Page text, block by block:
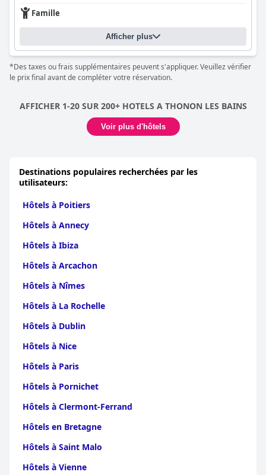
Famille
Afficher plus
*Des taxes ou frais supplémentaires peuvent s'appliquer. Veuillez vérifier
le prix final avant de compléter votre réservation.
AFFICHER 1-20 SUR 200+ HOTELS A THONON LES BAINS
Voir plus d'hôtels
Destinations populaires recherchées par les
utilisateurs:
Hôtels à Poitiers
Hôtels à Annecy
Hôtels à Ibiza
Hôtels à Arcachon
Hôtels à Nîmes
Hôtels à La Rochelle
Hôtels à Dublin
Hôtels à Nice
Hôtels à Paris
Hôtels à Pornichet
Hôtels à Clermont-Ferrand
Hôtels en Bretagne
Hôtels à Saint Malo
Hôtels à Vienne